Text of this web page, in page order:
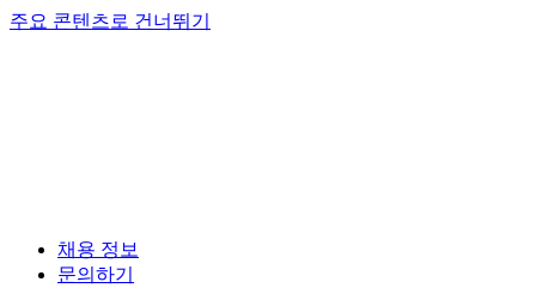
주요 콘텐츠로 건너뛰기
채용 정보
문의하기